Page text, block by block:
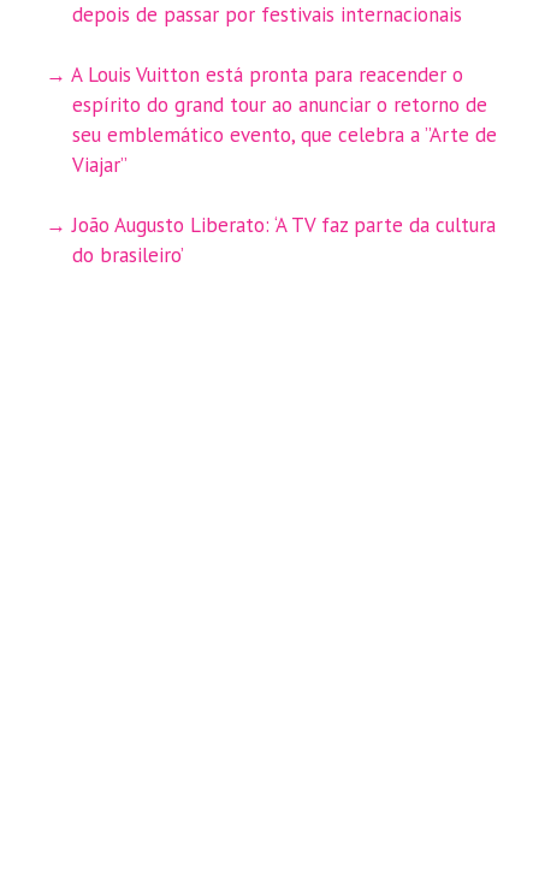
depois de passar por festivais internacionais
A Louis Vuitton está pronta para reacender o
espírito do grand tour ao anunciar o retorno de
seu emblemático evento, que celebra a ”Arte de
Viajar”
João Augusto Liberato: ‘A TV faz parte da cultura
do brasileiro’